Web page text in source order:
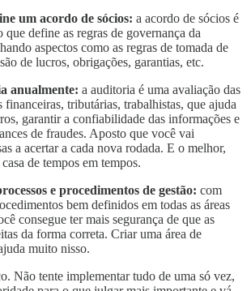
um acordo de sócios: a acordo de sócios é
que define as regras de governança da
aspectos como as regras de tomada de
de lucros, obrigações, garantias, etc.
anualmente: a auditoria é uma avaliação das
financeiras, tributárias, trabalhistas, que ajuda
garantir a confiabilidade das informações e
de fraudes. Aposto que você vai
a acertar a cada nova rodada. E o melhor,
de tempos em tempos.
e procedimentos de gestão: com
bem definidos em todas as áreas
consegue ter mais segurança de que as
da forma correta. Criar uma área de
muito nisso.
Não tente implementar tudo de uma só vez,